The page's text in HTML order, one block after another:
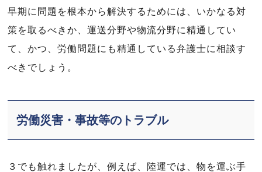
早期に問題を根本から解決するためには、いかなる対
策を取るべきか、運送分野や物流分野に精通してい
て、かつ、労働問題にも精通している弁護士に相談す
べきでしょう。
労働災害・事故等のトラブル
３でも触れましたが、例えば、陸運では、物を運ぶ手